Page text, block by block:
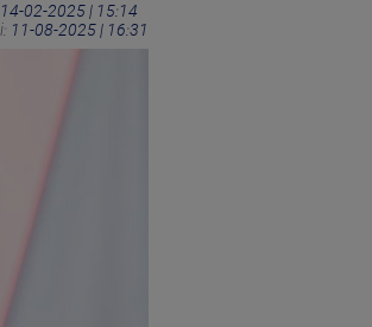
14-02-2025 | 15:14
11-08-2025 | 16:31